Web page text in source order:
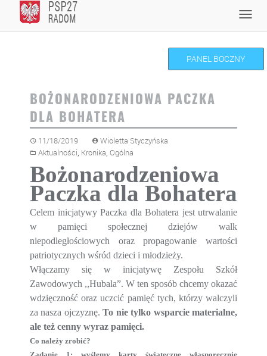
content
PANEL BOCZNY
BOŻONARODZENIOWA PACZKA
DLA BOHATERA
11/18/2019
Wioletta Styczyńska
Aktualności, Kronika, Ogólna
Bożonarodzeniowa
Paczka dla Bohatera
Celem inicjatywy Paczka dla Bohatera jest utrwalanie
w pamięci społecznej dziejów walk
niepodległościowych oraz propagowanie wartości
patriotycznych wśród dzieci i młodzieży.
Włączamy się w inicjatywę Zespołu Szkół
Zawodowych ,,Hubala”. W ten sposób chcemy okazać
wdzięczność oraz uczcić pamięć tych, którzy walczyli
za nasza ojczyznę.To nie tylko wsparcie materialne,
ale też cenny wyraz pamięci.
Co należy zrobić?